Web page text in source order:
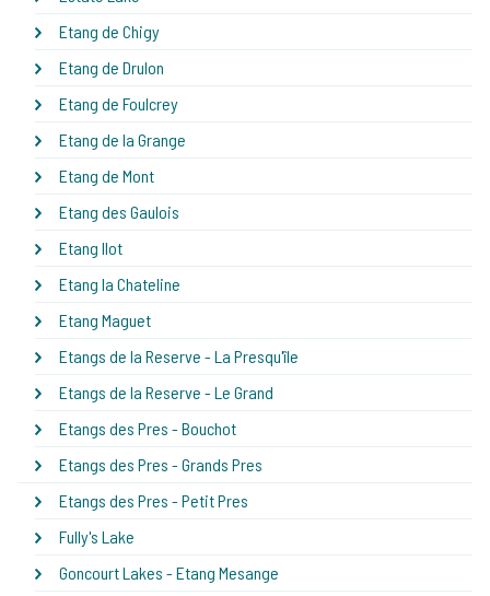
Etang de Chigy
Etang de Drulon
Etang de Foulcrey
Etang de la Grange
Etang de Mont
Etang des Gaulois
Etang Ilot
Etang la Chateline
Etang Maguet
Etangs de la Reserve - La Presqu'île
Etangs de la Reserve - Le Grand
Etangs des Pres - Bouchot
Etangs des Pres - Grands Pres
Etangs des Pres - Petit Pres
Fully's Lake
Goncourt Lakes - Etang Mesange